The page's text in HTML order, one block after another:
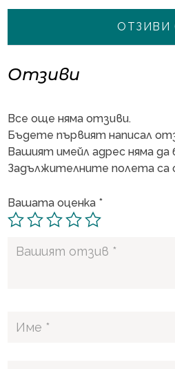
ОТЗИВИ
Отзиви
Все още няма отзиви.
Бъдете първият написал
Вашият имейл адрес няма да
Задължителните полета са
Вашата оценка *